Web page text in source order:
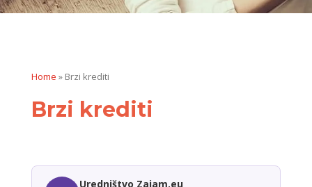
Home » Brzi krediti
Brzi krediti
Uredništvo Zajam.eu